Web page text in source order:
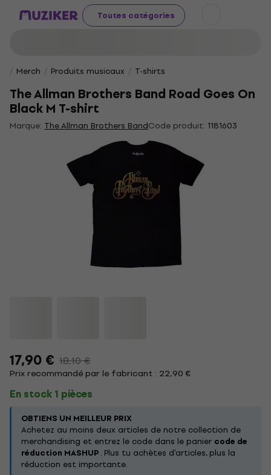
Toutes catégories
Merch Produits musicaux T-shirts
The Allman Brothers Band Road Goes On
Black M T-shirt
Marque: The Allman Brothers BandCode produit: 1181603
17,90 € 18,10 €
Prix recommandé par le fabricant : 22,90 €
En stock 1 pièces
OBTIENS UN MEILLEUR PRIX
Achetez au moins deux articles de notre collection de
merchandising et entrez le code dans le panier code de
réduction MASHUP. Plus tu achètes d'articles, plus la
réduction est importante.